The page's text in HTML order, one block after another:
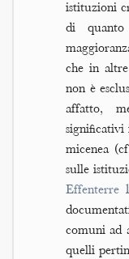
istituzioni
di
che in
non è
affatto,
significativi
micenea
sulle
Effenterre
comuni ad
quelli